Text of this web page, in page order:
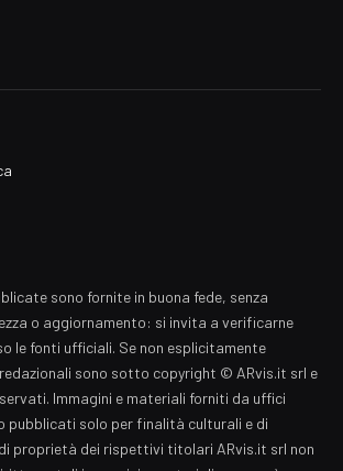
sono fornite in buona fede, senza
o aggiornamento: si invita a verificarne
le fonti ufficiali. Se non esplicitamente
sono sotto copyright © ARvis.it srl e
Immagini e materiali forniti da uffici
pubblicati solo per finalità culturali e di
proprietà dei rispettivi titolari ARvis.it srl non